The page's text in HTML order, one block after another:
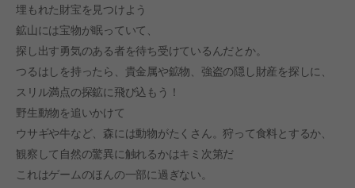
埋もれた財宝を見つけよう
鉱山には宝物が眠っていて、
探し出す勇気のある者を待ち受けているんだとか。
つるはしを持ったら、貴金属や鉱物、強盗の隠し財産を探しに、
スリル満点の探鉱に飛び込もう！
野生動物を追いかけて
ウサギや牛など、森には動物がたくさん。狩って食料とするか、
観察して自然の驚異に触れるかはキミ次第だ
これはゲームのほんの一部に過ぎない。